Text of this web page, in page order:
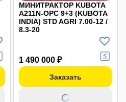
МИНИТРАКТОР KUBOTA
A211N-OPC 9+3 (KUBOTA
INDIA) STD AGRI 7.00-12 /
8.3-20
1 490 000 ₽
Заказать